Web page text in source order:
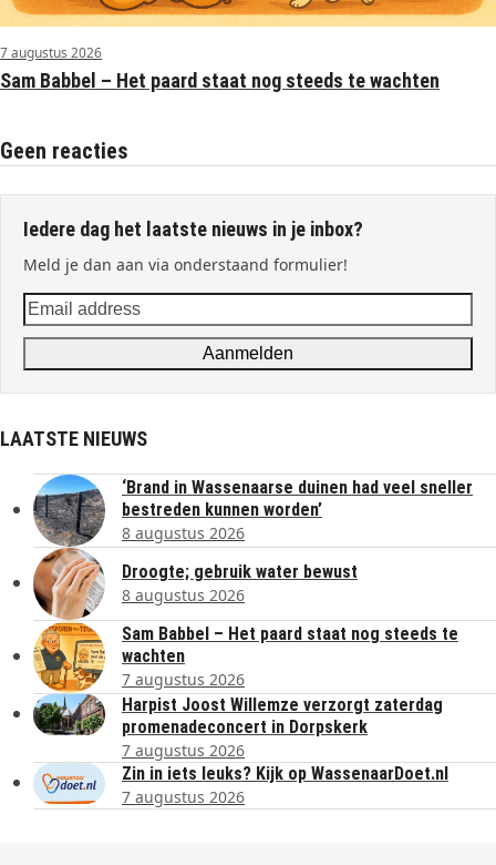
7 augustus 2026
Sam Babbel – Het paard staat nog steeds te wachten
Geen reacties
Iedere dag het laatste nieuws in je inbox?
Meld je dan aan via onderstaand formulier!
Email
address
Aanmelden
LAATSTE NIEUWS
‘Brand in Wassenaarse duinen had veel sneller
bestreden kunnen worden’
8 augustus 2026
Droogte; gebruik water bewust
8 augustus 2026
Sam Babbel – Het paard staat nog steeds te
wachten
7 augustus 2026
Harpist Joost Willemze verzorgt zaterdag
promenadeconcert in Dorpskerk
7 augustus 2026
Zin in iets leuks? Kijk op WassenaarDoet.nl
7 augustus 2026